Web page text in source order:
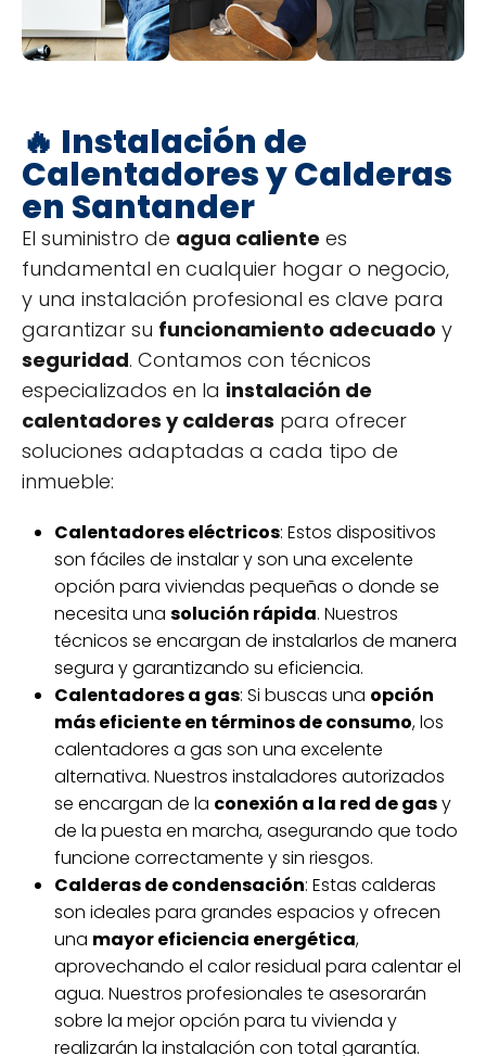
🔥 Instalación de
Calentadores y Calderas
en Santander
El suministro de agua caliente es
fundamental en cualquier hogar o negocio,
y una instalación profesional es clave para
garantizar su funcionamiento adecuado y
seguridad. Contamos con técnicos
especializados en la instalación de
calentadores y calderas para ofrecer
soluciones adaptadas a cada tipo de
inmueble:
Calentadores eléctricos: Estos dispositivos
son fáciles de instalar y son una excelente
opción para viviendas pequeñas o donde se
necesita una solución rápida. Nuestros
técnicos se encargan de instalarlos de manera
segura y garantizando su eficiencia.
Calentadores a gas: Si buscas una opción
más eficiente en términos de consumo, los
calentadores a gas son una excelente
alternativa. Nuestros instaladores autorizados
se encargan de la conexión a la red de gasy
de la puesta en marcha, asegurando que todo
funcione correctamente y sin riesgos.
Calderas de condensación: Estas calderas
son ideales para grandes espacios y ofrecen
una mayor eficiencia energética,
aprovechando el calor residual para calentar el
agua. Nuestros profesionales te asesorarán
sobre la mejor opción para tu vivienda y
realizarán la instalación con total garantía.